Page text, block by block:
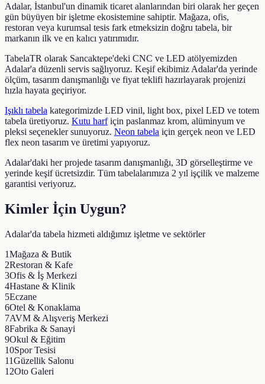
Adalar, İstanbul'un dinamik ticaret alanlarından biri olarak her geçen
gün büyüyen bir işletme ekosistemine sahiptir. Mağaza, ofis,
restoran veya kurumsal tesis fark etmeksizin doğru tabela, bir
markanın ilk ve en kalıcı yatırımıdır.
TabelaTR olarak Sancaktepe'deki CNC ve LED atölyemizden
Adalar'a düzenli servis sağlıyoruz. Keşif ekibimiz Adalar'da yerinde
ölçüm, tasarım danışmanlığı ve fiyat teklifi hazırlayarak projenizi
hızla hayata geçiriyor.
Işıklı tabela kategorimizde LED vinil, light box, pixel LED ve totem
tabela üretiyoruz. Kutu harf için paslanmaz krom, alüminyum ve
pleksi seçenekler sunuyoruz. Neon tabela için gerçek neon ve LED
flex neon tasarım ve üretimi yapıyoruz.
Adalar'daki her projede tasarım danışmanlığı, 3D görselleştirme ve
yerinde keşif ücretsizdir. Tüm tabelalarımıza 2 yıl işçilik ve malzeme
garantisi veriyoruz.
Kimler İçin Uygun?
Adalar'da tabela hizmeti aldığımız işletme ve sektörler
1Mağaza & Butik
2Restoran & Kafe
3Ofis & İş Merkezi
4Hastane & Klinik
5Eczane
6Otel & Konaklama
7AVM & Alışveriş Merkezi
8Fabrika & Sanayi
9Okul & Eğitim
10Spor Tesisi
11Güzellik Salonu
12Oto Galeri